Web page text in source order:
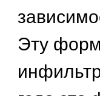
Эту